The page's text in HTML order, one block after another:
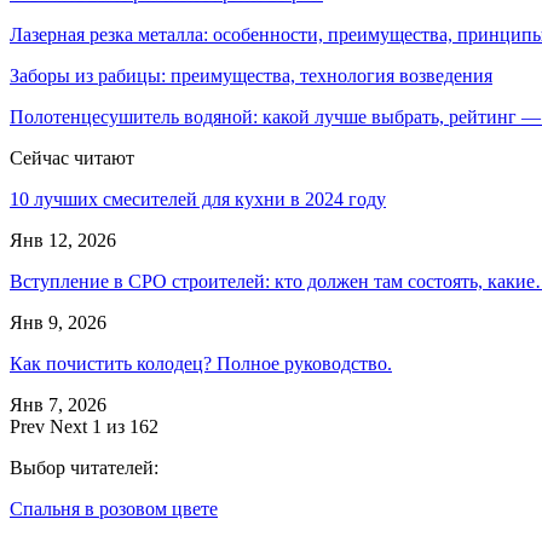
Лазерная резка металла: особенности, преимущества,
Заборы из рабицы: преимущества, технология возведения
Полотенцесушитель водяной: какой лучше выбрать, рейтинг
Сейчас читают
10 лучших смесителей для кухни в 2024 году
Янв 12, 2026
Вступление в СРО строителей: кто должен там состоять,
Янв 9, 2026
Как почистить колодец? Полное руководство.
Янв 7, 2026
Prev Next 1 из 162
Выбор читателей:
Спальня в розовом цвете